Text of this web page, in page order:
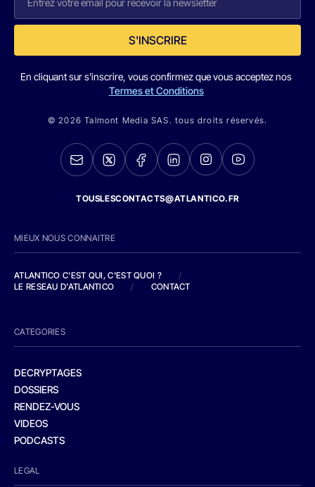
S'INSCRIRE
En cliquant sur s'inscrire, vous confirmez que vous acceptez nos
Termes et Conditions
© 2026 Talmont Media SAS. tous droits réservés.
TOUSLESCONTACTS@ATLANTICO.FR
MIEUX NOUS CONNAITRE
ATLANTICO C'EST QUI, C'EST QUOI ?
/
LE RESEAU D'ATLANTICO
/ CONTACT
CATEGORIES
DECRYPTAGES
DOSSIERS
RENDEZ-VOUS
VIDEOS
PODCASTS
LEGAL